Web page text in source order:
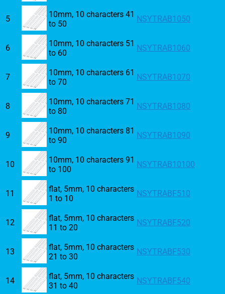
5
10mm, 10 characters 41
to 50
NSYTRAB1050
6
10mm, 10 characters 51
to 60
NSYTRAB1060
7
10mm, 10 characters 61
to 70
NSYTRAB1070
8
10mm, 10 characters 71
to 80
NSYTRAB1080
9
10mm, 10 characters 81
to 90
NSYTRAB1090
10
10mm, 10 characters 91
to 100
NSYTRAB10100
11
flat, 5mm, 10 characters
1 to 10
NSYTRABF510
12
flat, 5mm, 10 characters
11 to 20
NSYTRABF520
13
flat, 5mm, 10 characters
21 to 30
NSYTRABF530
14
flat, 5mm, 10 characters
31 to 40
NSYTRABF540